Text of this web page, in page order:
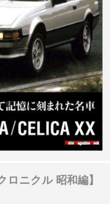
ロニクル 昭和編】